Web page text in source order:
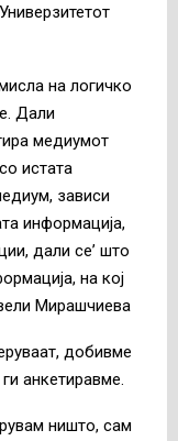
на логичко
Дали
медиумот
истата
зависи
информација,
дали се’ што
на кој
Мирашчиева
добивме
анкетиравме.
ништо, сам